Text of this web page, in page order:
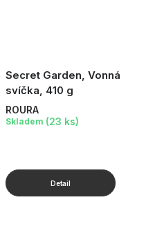
Secret Garden, Vonná
svíčka, 410 g
ROURA
Skladem (23 ks)